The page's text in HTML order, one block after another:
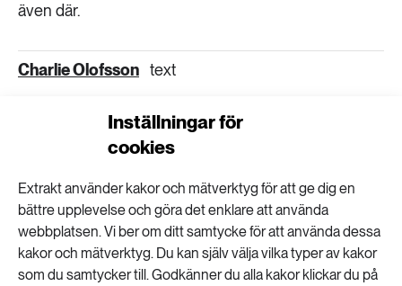
Inställningar för
cookies
Extrakt använder kakor och mätverktyg för att ge dig en
bättre upplevelse och göra det enklare att använda
webbplatsen. Vi ber om ditt samtycke för att använda dessa
kakor och mätverktyg. Du kan själv välja vilka typer av kakor
som du samtycker till. Godkänner du alla kakor klickar du på
även där.
Charlie Olofsson text
VISA KOMMENTARER (0) OCH DELA
Nyhetsbrev